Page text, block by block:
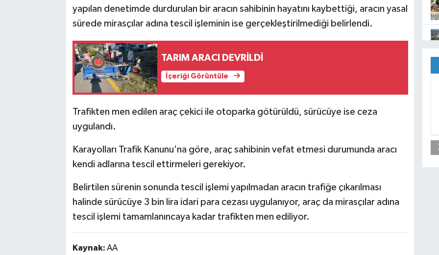
yapılan denetimde durdurulan bir aracın sahibinin hayatını kaybettiği, aracın yasal
sürede mirasçılar adına tescil işleminin ise gerçekleştirilmediği belirlendi.
TARIM ARACI DEVRİLDİ
İçeriği Görüntüle
Trafikten men edilen araç çekici ile otoparka götürüldü, sürücüye ise ceza
uygulandı.
Karayolları Trafik Kanunu'na göre, araç sahibinin vefat etmesi durumunda aracı
kendi adlarına tescil ettirmeleri gerekiyor.
Belirtilen sürenin sonunda tescil işlemi yapılmadan aracın trafiğe çıkarılması
halinde sürücüye 3 bin lira idari para cezası uygulanıyor, araç da mirasçılar adına
tescil işlemi tamamlanıncaya kadar trafikten men ediliyor.
Kaynak: AA